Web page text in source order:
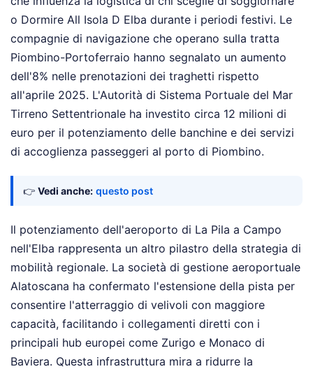
o Dormire All Isola D Elba durante i periodi festivi. Le
compagnie di navigazione che operano sulla tratta
Piombino-Portoferraio hanno segnalato un aumento
dell'8% nelle prenotazioni dei traghetti rispetto
all'aprile 2025. L'Autorità di Sistema Portuale del Mar
Tirreno Settentrionale ha investito circa 12 milioni di
euro per il potenziamento delle banchine e dei servizi
di accoglienza passeggeri al porto di Piombino.
👉 Vedi anche: questo post
Il potenziamento dell'aeroporto di La Pila a Campo
nell'Elba rappresenta un altro pilastro della strategia di
mobilità regionale. La società di gestione aeroportuale
Alatoscana ha confermato l'estensione della pista per
consentire l'atterraggio di velivoli con maggiore
capacità, facilitando i collegamenti diretti con i
principali hub europei come Zurigo e Monaco di
Baviera. Questa infrastruttura mira a ridurre la